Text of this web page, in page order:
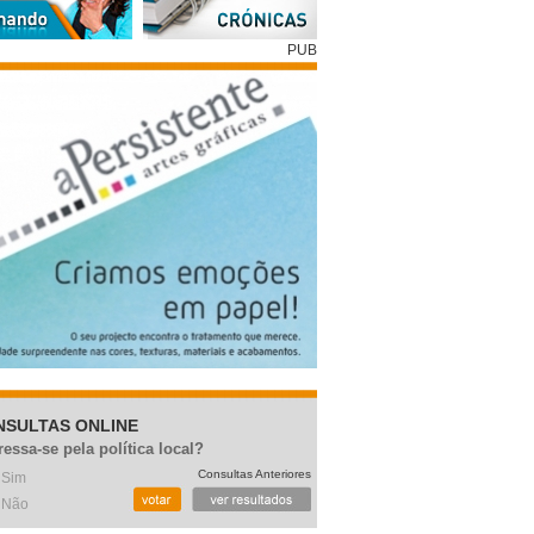
PUB
ONLINE
se pela política local?
Sim
Não
Consultas Anteriores